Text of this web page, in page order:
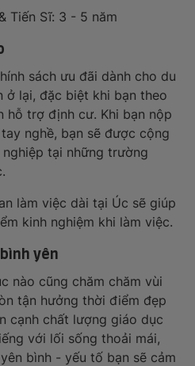
Tiến Sĩ: 3 - 5 năm
sách ưu đãi dành cho du
ở lại, đặc biệt khi bạn theo
hỗ trợ định cư. Khi bạn nộp
nghề, bạn sẽ được cộng
tại những trường
làm việc dài tại Úc sẽ giúp
kinh nghiệm khi làm việc.
yên
nào cũng chăm chăm vùi
tận hưởng thời điểm đẹp
cạnh chất lượng giáo dục
với lối sống thoải mái,
bình - yếu tố bạn sẽ cảm